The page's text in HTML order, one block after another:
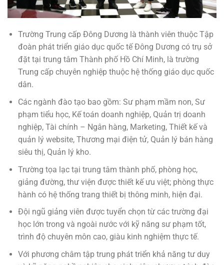
Trường Trung cấp Đông Dương là thành viên thuộc Tập
đoàn phát triển giáo dục quốc tế Đông Dương có trụ sở
đặt tại trung tâm Thành phố Hồ Chí Minh, là trường
Trung cấp chuyên nghiệp thuộc hệ thống giáo dục quốc
dân.
Các ngành đào tạo bao gồm: Sư phạm mầm non, Sư
phạm tiểu học, Kế toán doanh nghiệp, Quản trị doanh
nghiệp, Tài chính – Ngân hàng, Marketing, Thiết kế và
quản lý website, Thương mại điện tử, Quản lý bán hàng
siêu thị, Quản lý kho.
Trường tọa lạc tại trung tâm thành phố, phòng học,
giảng đường, thư viện được thiết kế ưu việt; phòng thực
hành có hệ thống trang thiết bị thông minh, hiện đại.
Đội ngũ giảng viên được tuyển chọn từ các trường đại
học lớn trong và ngoài nước với kỹ năng sư phạm tốt,
trình độ chuyên môn cao, giàu kinh nghiệm thực tế.
Với phương châm tập trung phát triển khả năng tư duy